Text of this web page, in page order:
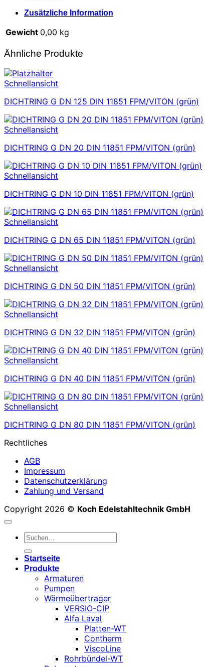
Zusätzliche Information
Gewicht 0,00 kg
Ähnliche Produkte
Schnellansicht
DICHTRING G DN 125 DIN 11851 FPM/VITON (grün)
Schnellansicht
DICHTRING G DN 20 DIN 11851 FPM/VITON (grün)
Schnellansicht
DICHTRING G DN 10 DIN 11851 FPM/VITON (grün)
Schnellansicht
DICHTRING G DN 65 DIN 11851 FPM/VITON (grün)
Schnellansicht
DICHTRING G DN 50 DIN 11851 FPM/VITON (grün)
Schnellansicht
DICHTRING G DN 32 DIN 11851 FPM/VITON (grün)
Schnellansicht
DICHTRING G DN 40 DIN 11851 FPM/VITON (grün)
Schnellansicht
DICHTRING G DN 80 DIN 11851 FPM/VITON (grün)
Rechtliches
AGB
Impressum
Datenschutzerklärung
Zahlung und Versand
Copyright 2026 © Koch Edelstahltechnik GmbH
Suchen
Startseite
Produkte
Armaturen
Pumpen
Wärmeübertrager
VERSIO-CIP
Alfa Laval
Platten-WT
Contherm
ViscoLine
Rohrbündel-WT